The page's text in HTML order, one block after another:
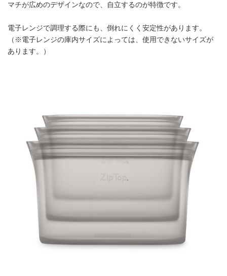
マチが広めのデザインなので、自立するのが特徴です。
電子レンジで調理する際にも、倒れにくく安定性があります。
（※電子レンジの庫内サイズによっては、使用できないサイズが
あります。）